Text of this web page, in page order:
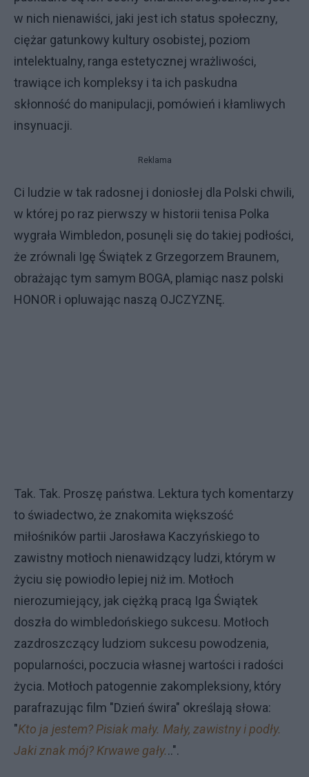
w nich nienawiści, jaki jest ich status społeczny,
ciężar gatunkowy kultury osobistej, poziom
intelektualny, ranga estetycznej wrażliwości,
trawiące ich kompleksy i ta ich paskudna
skłonność do manipulacji, pomówień i kłamliwych
insynuacji.
Reklama
Ci ludzie w tak radosnej i doniosłej dla Polski chwili,
w której po raz pierwszy w historii tenisa Polka
wygrała Wimbledon, posunęli się do takiej podłości,
że zrównali Igę Świątek z Grzegorzem Braunem,
obrażając tym samym BOGA, plamiąc nasz polski
HONOR i opluwając naszą OJCZYZNĘ.
Tak. Tak. Proszę państwa. Lektura tych komentarzy
to świadectwo, że znakomita większość
miłośników partii Jarosława Kaczyńskiego to
zawistny motłoch nienawidzący ludzi, którym w
życiu się powiodło lepiej niż im. Motłoch
nierozumiejący, jak ciężką pracą Iga Świątek
doszła do wimbledońskiego sukcesu. Motłoch
zazdroszczący ludziom sukcesu powodzenia,
popularności, poczucia własnej wartości i radości
życia. Motłoch patogennie zakompleksiony, który
parafrazując film "Dzień świra" określają słowa:
"Kto ja jestem? Pisiak mały. Mały, zawistny i podły.
Jaki znak mój? Krwawe gały...".